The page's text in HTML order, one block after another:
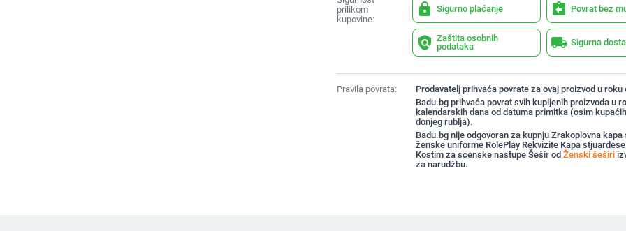
prilikom
kupovine:
lock Sigurno plaćanje assignment_return Povrat bez
policy Zaštita osobnih
podataka
local_shipping Sigurna
Pravila povrata:
Prodavatelj prihvaća povrate za ovaj proizvod u roku
Badu.bg prihvaća povrat svih kupljenih proizvoda u
kalendarskih dana od datuma primitka (osim
donjeg rublja).
Badu.bg nije odgovoran za kupnju Zrakoplovna
ženske uniforme RolePlay Rekvizite Kapa
Kostim za scenske nastupe Šešir od Ženski šeširi
za narudžbu.